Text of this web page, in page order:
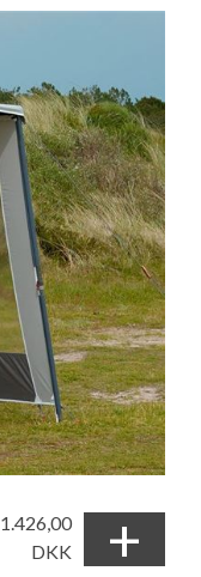
1.426,00
DKK
+